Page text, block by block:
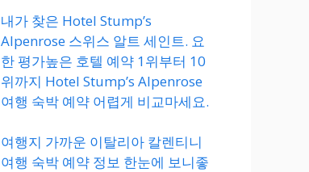
내가 찾은 Hotel Stump’s
Alpenrose 스위스 알트 세인트. 요
한 평가높은 호텔 예약 1위부터 10
위까지 Hotel Stump’s Alpenrose
여행 숙박 예약 어렵게 비교마세요.
여행지 가까운 이탈리아 칼렌티니
여행 숙박 예약 정보 한눈에 보니좋